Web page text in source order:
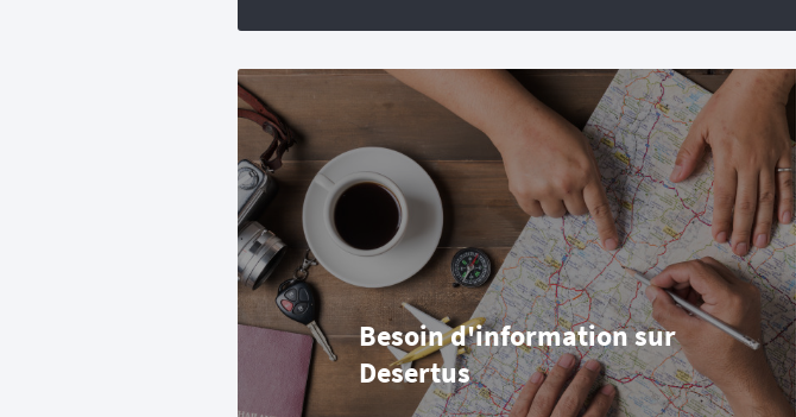
Besoin d'information sur
Desertus